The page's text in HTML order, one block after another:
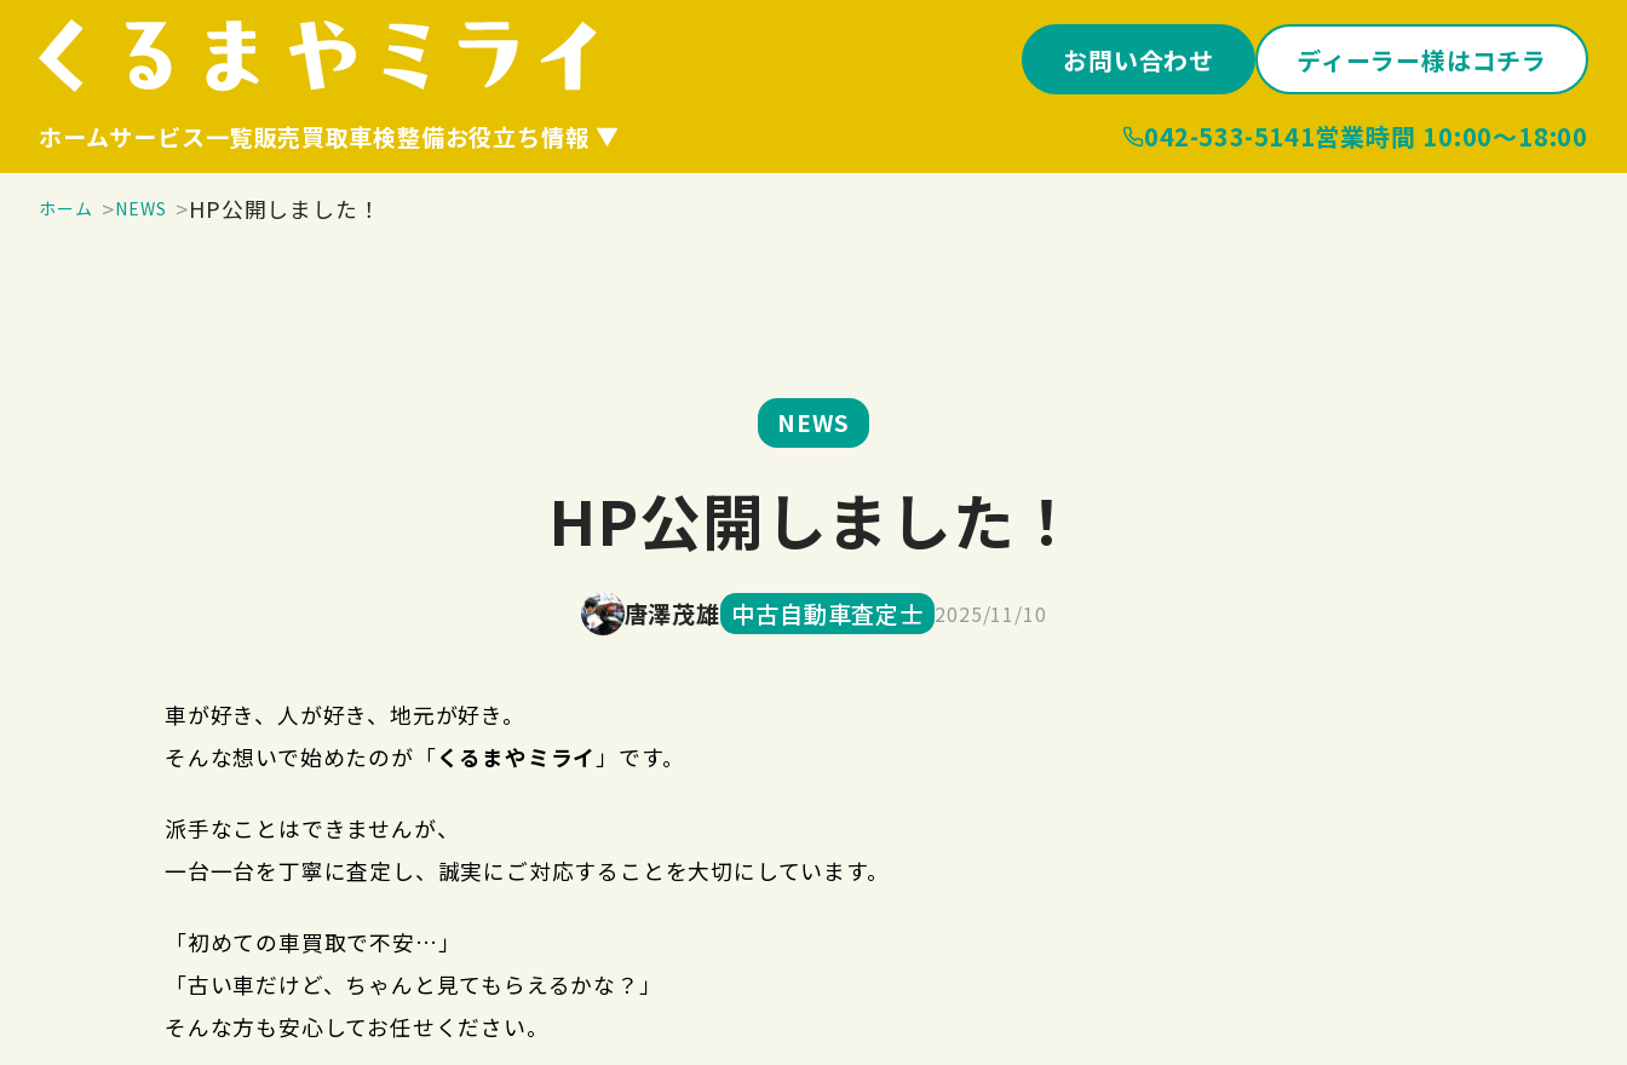
お問い合わせ ディーラー様はコチラ
ホームサービス一覧販売買取車検整備お役立ち情報 042-533-5141営業時間 10:00〜18:00
ホーム NEWS HP公開しました！
NEWS
HP公開しました！
唐澤茂雄 中古自動車査定士 2025/11/10
車が好き、人が好き、地元が好き。
そんな想いで始めたのが「くるまやミライ 」です。
派手なことはできませんが、
一台一台を丁寧に査定し、誠実にご対応することを大切にしています。
「初めての車買取で不安…」
「古い車だけど、ちゃんと見てもらえるかな？」
そんな方も安心してお任せください。